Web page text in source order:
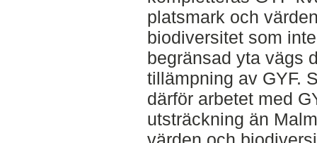
platsmark och
biodiversitet som
begränsad yta vägs
tillämpning av GYF.
därför arbetet med
utsträckning än